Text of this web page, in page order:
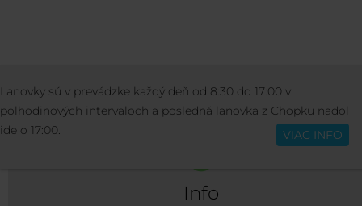
Slovenčina
AKTIVITY LETNÉ AKTIVITY
Info
Lanovky sú v prevádzke každý deň od 8:30 do 17:00 v
polhodinových intervaloch a posledná lanovka z Chopku nadol
ide o 17:00.
VIAC INFO